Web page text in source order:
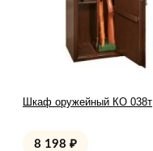
Шкаф оружейный КО 038т
8 198 ₽